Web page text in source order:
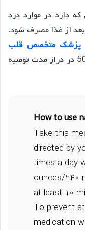
بالایی که دارد در موارد درد
از غذا مصرف شود.
پزشک متخصص قلب
استفاده شود. مصرف قرص ناپروکسن 500 در دراز مدت توصیه
How to use
Take this
directed by
times a day
ounces/240
at least 10
To prevent
medication